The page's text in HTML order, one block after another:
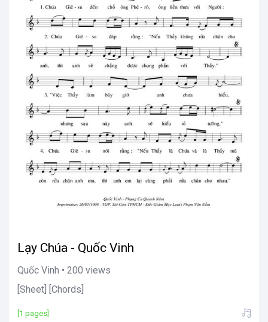
Lạy Chúa - Quốc Vinh
Quốc Vinh • 200 views
[Sheet] [Chords]
[1 pages]